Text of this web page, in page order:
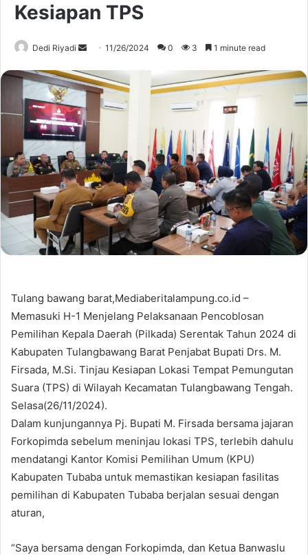
Kesiapan TPS
Dedi Riyadi
Send
email
11/26/2024 0 3 1 minute read
Tulang bawang barat,Mediaberitalampung.co.id –
Memasuki H-1 Menjelang Pelaksanaan Pencoblosan
Pemilihan Kepala Daerah (Pilkada) Serentak Tahun 2024 di
Kabupaten Tulangbawang Barat Penjabat Bupati Drs. M.
Firsada, M.Si. Tinjau Kesiapan Lokasi Tempat Pemungutan
Suara (TPS) di Wilayah Kecamatan Tulangbawang Tengah.
Selasa(26/11/2024).
Dalam kunjungannya Pj. Bupati M. Firsada bersama jajaran
Forkopimda sebelum meninjau lokasi TPS, terlebih dahulu
mendatangi Kantor Komisi Pemilihan Umum (KPU)
Kabupaten Tubaba untuk memastikan kesiapan fasilitas
pemilihan di Kabupaten Tubaba berjalan sesuai dengan
aturan,
“Saya bersama dengan Forkopimda, dan Ketua Banwaslu